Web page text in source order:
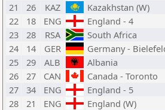
21
26 KAZ Kazakhstan (W)
22
18 ENG England - 4
23
28 RSA South Africa
24
14 GER Germany -
25
29 ALB Albania
26
27 CAN Canada - Toronto
27
34 ENG England - 5
28
21 ENG England (W)